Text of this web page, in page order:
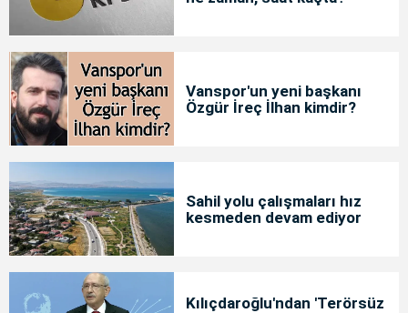
Vanspor'un yeni başkanı
Özgür İreç İlhan kimdir?
Sahil yolu çalışmaları hız
kesmeden devam ediyor
Kılıçdaroğlu'ndan 'Terörsüz